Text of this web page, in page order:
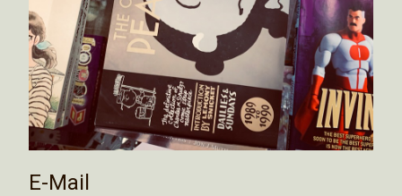
E-Mail